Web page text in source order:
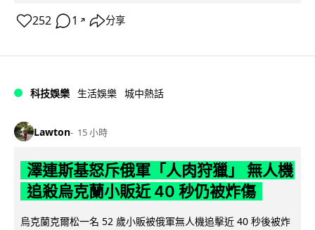
252 1 ↗ 分享
科技娛樂 生活娛樂 城中熱話
Lawton 15 小時
澤連斯基怒斥俄軍「人肉狩獵」 無人機
追殺烏克蘭小販近 40 秒仍被炸傷
烏克蘭克爾松一名 52 歲小販被俄軍無人機追擊近 40 秒後被炸